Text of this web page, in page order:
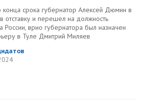
срока губернатор Алексей Дюмин в
и перешел на должность
врио губернатора был назначен
в Туле Дмитрий Миляев